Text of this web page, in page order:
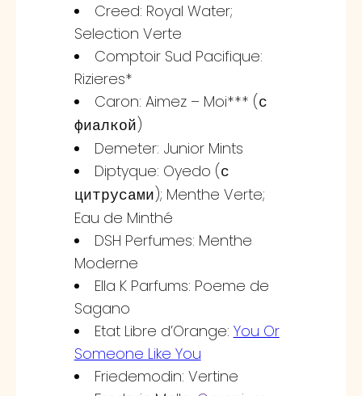
Creed: Royal Water;
Selection Verte
Comptoir Sud Pacifique:
Rizieres*
Caron: Aimez – Moi*** ( с
фиалкой )
Demeter: Junior Mints
Diptyque: Oyedo ( с
цитрусами ); Menthe Verte;
Eau de Minthé
DSH Perfumes: Menthe
Moderne
Ella K Parfums: Poeme de
Sagano
Etat Libre d’Orange: You Or
Someone Like You
Friedemodin: Vertine